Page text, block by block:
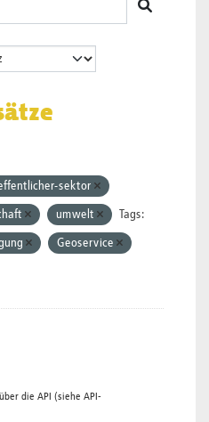
sektor
umwelt Tags:
Geoservice
die API (siehe API-